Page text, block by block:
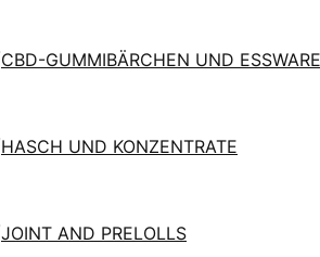
CBD-GUMMIBÄRCHEN UND
HASCH UND KONZENTRATE
JOINT AND PRELOLLS